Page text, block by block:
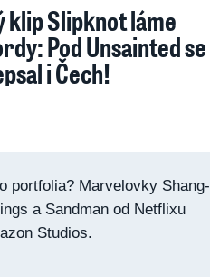
klip Slipknot láme
Pod Unsainted se
i Čech!
portfolia? Marvelovky Shang-
a Sandman od Netflixu
Studios.